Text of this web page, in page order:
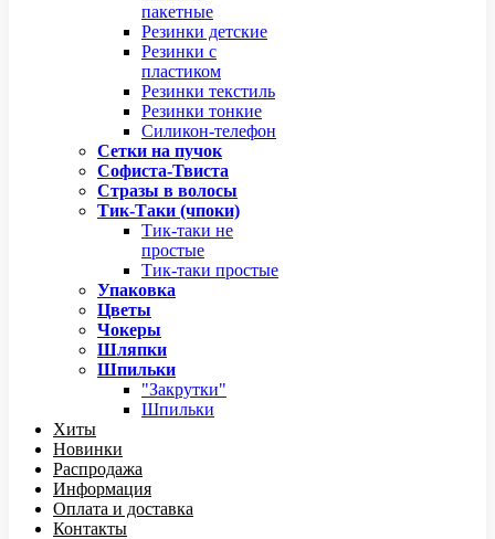
пакетные
Резинки детские
Резинки с
пластиком
Резинки текстиль
Резинки тонкие
Силикон-телефон
Сетки на пучок
Софиста-Твиста
Стразы в волосы
Тик-Таки (чпоки)
Тик-таки не
простые
Тик-таки простые
Упаковка
Цветы
Чокеры
Шляпки
Шпильки
"Закрутки"
Шпильки
Хиты
Новинки
Распродажа
Информация
Оплата и доставка
Контакты